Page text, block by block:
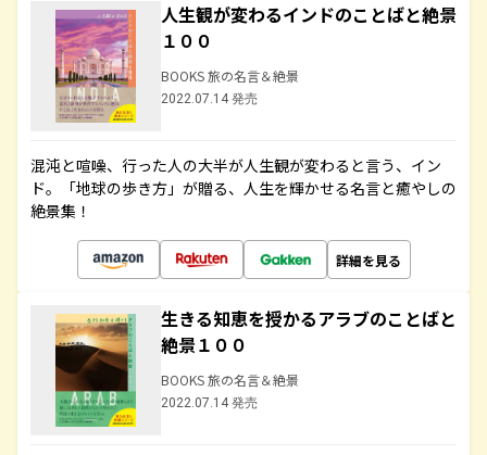
人生観が変わるインドのことばと絶景
１００
BOOKS 旅の名言＆絶景
2022.07.14 発売
混沌と喧噪、行った人の大半が人生観が変わると言う、イン
ド。「地球の歩き方」が贈る、人生を輝かせる名言と癒やしの
絶景集！
詳細を見る
生きる知恵を授かるアラブのことばと
絶景１００
BOOKS 旅の名言＆絶景
2022.07.14 発売